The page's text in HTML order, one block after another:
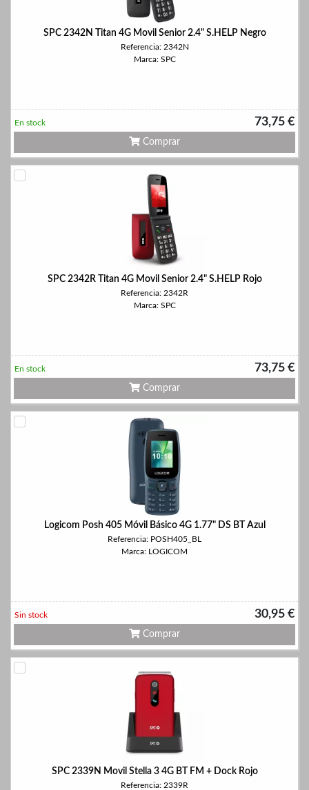
SPC 2342N Titan 4G Movil Senior 2.4" S.HELP Negro
Referencia: 2342N
Marca: SPC
73,75 €
En stock
Comprar
SPC 2342R Titan 4G Movil Senior 2.4" S.HELP Rojo
Referencia: 2342R
Marca: SPC
73,75 €
En stock
Comprar
Logicom Posh 405 Móvil Básico 4G 1.77" DS BT Azul
Referencia: POSH405_BL
Marca: LOGICOM
30,95 €
Sin stock
Comprar
SPC 2339N Movil Stella 3 4G BT FM + Dock Rojo
Referencia: 2339R